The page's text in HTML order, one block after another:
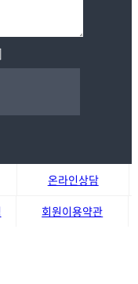
온라인상담
회원이용약관